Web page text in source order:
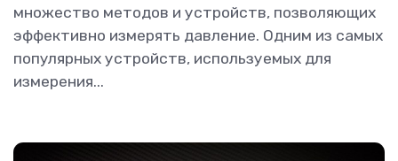
множество методов и устройств, позволяющих
эффективно измерять давление. Одним из самых
популярных устройств, используемых для
измерения...